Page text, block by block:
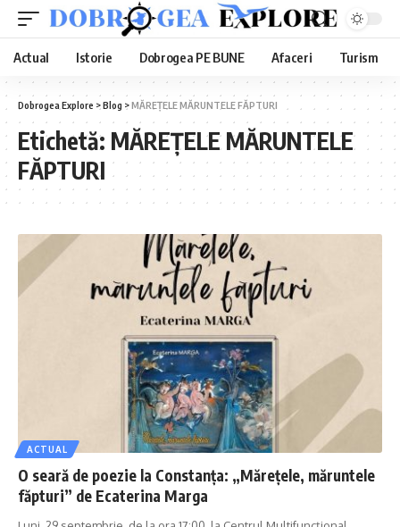
Actual Istorie Dobrogea PE BUNE Afaceri Turism
Dobrogea Explore >Blog >MĂREȚELE MĂRUNTELE FĂPTURI
Etichetă: MĂREȚELE MĂRUNTELE
FĂPTURI
ACTUAL
O seară de poezie la Constanța: „Mărețele, măruntele
făpturi” de Ecaterina Marga